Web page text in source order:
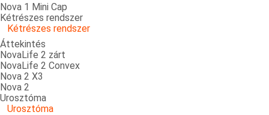
Nova 1 Mini Cap
Kétrészes rendszer
Kétrészes rendszer
Áttekintés
NovaLife 2 zárt
NovaLife 2 Convex
Nova 2 X3
Nova 2
Urosztóma
Urosztóma